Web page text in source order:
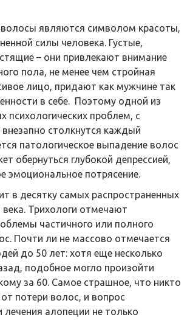
волосы являются символом красоты,
силы человека. Густые,
– они привлекают внимание
пола, не менее чем стройная
лицо, придают как мужчине так
в себе. Поэтому одной из
психологических проблем, с
столкнутся каждый
патологическое выпадение волос
обернуться глубокой депрессией,
эмоциональное потрясение.
в десятку самых распространенных
века. Трихологи отмечают
частичного или полного
Почти ли не массово отмечается
до 50 лет: хотя еще несколько
подобное могло произойти
за 60. Самое страшное, что никто
потери волос, и вопрос
лечения алопеции не только